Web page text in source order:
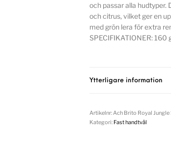
och passar alla hudtyper.
och citrus, vilket ger en
med grön lera för extra
SPECIFIKATIONER: 160
Ytterligare information
Artikelnr: Ach Brito Royal Jungle
Kategori: Fast handtvål